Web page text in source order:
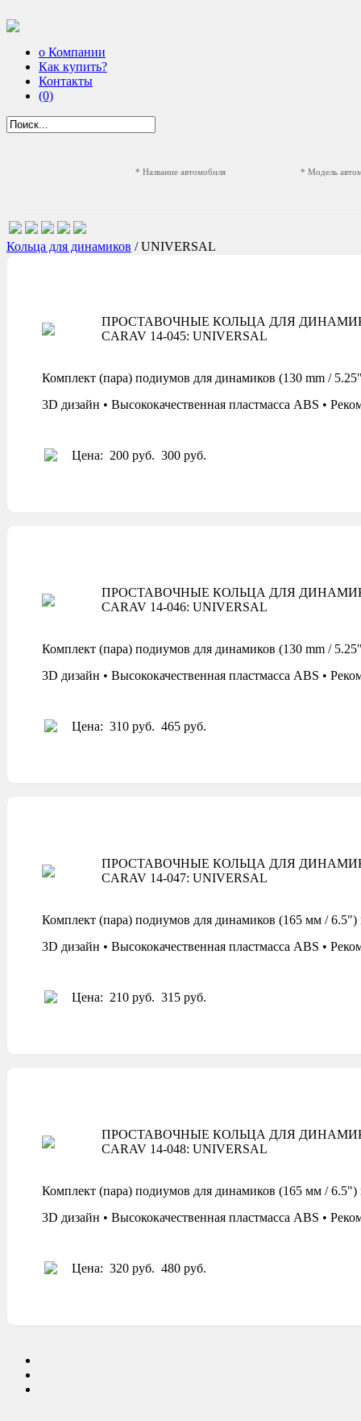
о Компании
Как купить?
Контакты
(0)
* Название автомобиля * Модель
Кольца для динамиков / UNIVERSAL
ПРОСТАВОЧНЫЕ КОЛЬЦА ДЛЯ
CARAV 14-045: UNIVERSAL
Комплект (пара) подиумов для динамиков (130 mm /
3D дизайн • Высококачественная пластмасса ABS •
Цена: 200 руб. 300 руб.
ПРОСТАВОЧНЫЕ КОЛЬЦА ДЛЯ
CARAV 14-046: UNIVERSAL
Комплект (пара) подиумов для динамиков (130 mm /
3D дизайн • Высококачественная пластмасса ABS •
Цена: 310 руб. 465 руб.
ПРОСТАВОЧНЫЕ КОЛЬЦА ДЛЯ
CARAV 14-047: UNIVERSAL
Комплект (пара) подиумов для динамиков (165 мм /
3D дизайн • Высококачественная пластмасса ABS •
Цена: 210 руб. 315 руб.
ПРОСТАВОЧНЫЕ КОЛЬЦА ДЛЯ
CARAV 14-048: UNIVERSAL
Комплект (пара) подиумов для динамиков (165 мм /
3D дизайн • Высококачественная пластмасса ABS •
Цена: 320 руб. 480 руб.